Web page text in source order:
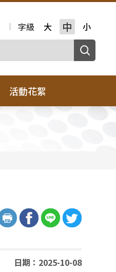
字級 大 中 小
活動花絮
日期：2025-10-08